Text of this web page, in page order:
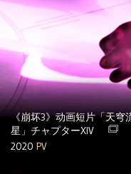
《崩坏3》动画短片「天
星」チャプターXIV
2020 PV